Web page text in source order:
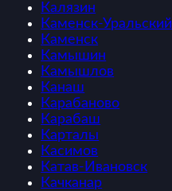
Калязин
Каменск-Уральский
Каменск
Камышин
Камышлов
Канаш
Карабаново
Карабаш
Карталы
Касимов
Катав-Ивановск
Качканар